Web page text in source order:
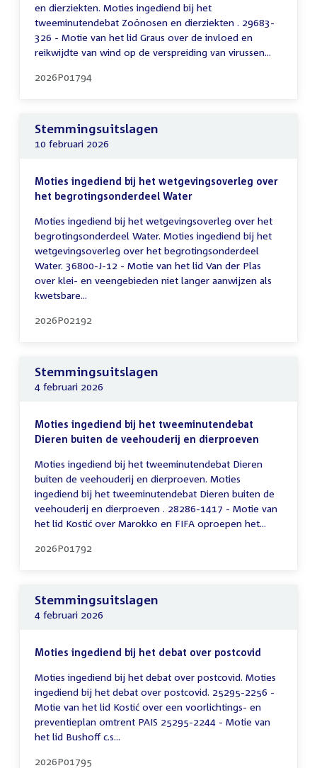
en dierziekten. Moties ingediend bij het
tweeminutendebat Zoönosen en dierziekten . 29683-
326 - Motie van het lid Graus over de invloed en
reikwijdte van wind op de verspreiding van virussen...
2026P01794
Stemmingsuitslagen
10 februari 2026
Moties ingediend bij het wetgevingsoverleg over
het begrotingsonderdeel Water
Moties ingediend bij het wetgevingsoverleg over het
begrotingsonderdeel Water. Moties ingediend bij het
wetgevingsoverleg over het begrotingsonderdeel
Water. 36800-J-12 - Motie van het lid Van der Plas
over klei- en veengebieden niet langer aanwijzen als
kwetsbare...
2026P02192
Stemmingsuitslagen
4 februari 2026
Moties ingediend bij het tweeminutendebat
Dieren buiten de veehouderij en dierproeven
Moties ingediend bij het tweeminutendebat Dieren
buiten de veehouderij en dierproeven. Moties
ingediend bij het tweeminutendebat Dieren buiten de
veehouderij en dierproeven . 28286-1417 - Motie van
het lid Kostić over Marokko en FIFA oproepen het...
2026P01792
Stemmingsuitslagen
4 februari 2026
Moties ingediend bij het debat over postcovid
Moties ingediend bij het debat over postcovid. Moties
ingediend bij het debat over postcovid. 25295-2256 -
Motie van het lid Kostić over een voorlichtings- en
preventieplan omtrent PAIS 25295-2244 - Motie van
het lid Bushoff c.s...
2026P01795